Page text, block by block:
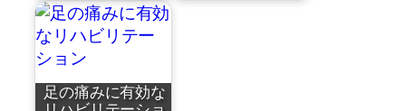
by
近藤祐司
足の痛みに有効な